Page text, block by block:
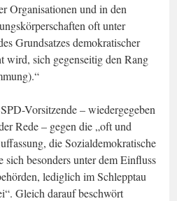
Organisationen und in den
oft unter
Grundsatzes demokratischer
wird, sich gegenseitig den Rang
Vorsitzende – wiedergegeben
Rede – gegen die „oft und
die Sozialdemokratische
sich besonders unter dem Einfluss
lediglich im Schlepptau
Gleich darauf beschwört